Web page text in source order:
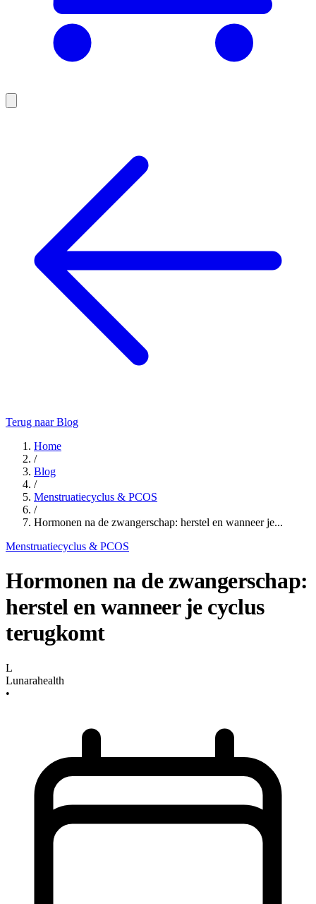
Terug naar Blog
Home
/
Blog
/
Menstruatiecyclus & PCOS
/
Hormonen na de zwangerschap: herstel en wanneer je...
Menstruatiecyclus & PCOS
Hormonen na de zwangerschap:
herstel en wanneer je cyclus
terugkomt
L
Lunarahealth
•